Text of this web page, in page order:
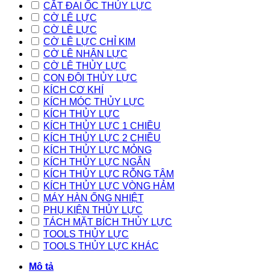
CẮT ĐAI ỐC THỦY LỰC
CỜ LÊ LỰC
CỜ LÊ LỰC
CỜ LÊ LỰC CHỈ KIM
CỜ LÊ NHÂN LỰC
CỜ LÊ THỦY LỰC
CON ĐỘI THỦY LỰC
KÍCH CƠ KHÍ
KÍCH MÓC THỦY LỰC
KÍCH THỦY LỰC
KÍCH THỦY LỰC 1 CHIỀU
KÍCH THỦY LỰC 2 CHIỀU
KÍCH THỦY LỰC MỎNG
KÍCH THỦY LỰC NGẮN
KÍCH THỦY LỰC RỖNG TÂM
KÍCH THỦY LỰC VÒNG HẢM
MÁY HÀN ỐNG NHIỆT
PHỤ KIỆN THỦY LỰC
TÁCH MẶT BÍCH THỦY LỰC
TOOLS THỦY LỰC
TOOLS THỦY LỰC KHÁC
Mô tả